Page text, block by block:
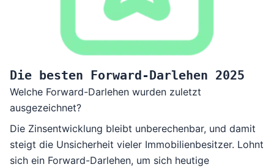
Die besten Forward-Darlehen 2025
Welche Forward-Darlehen wurden zuletzt
ausgezeichnet?
Die Zinsentwicklung bleibt unberechenbar, und damit
steigt die Unsicherheit vieler Immobilienbesitzer. Lohnt
sich ein Forward-Darlehen, um sich heutige